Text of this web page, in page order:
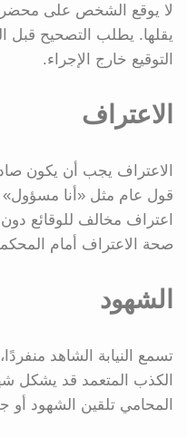
لا يوقع الشخص على محضر
يقلها. يطلب التصحيح قبل
التوقيع خارج الإجراء.
الاعتراف
الاعتراف يجب أن يكون
قول عام مثل «أنا مسؤول»
اعتراف مخالف للوقائع
صحة الاعتراف أمام
الشهود
تسمع النيابة الشاهد
الكذب المتعمد قد يشكل
المحامي تلقين الشهود أو